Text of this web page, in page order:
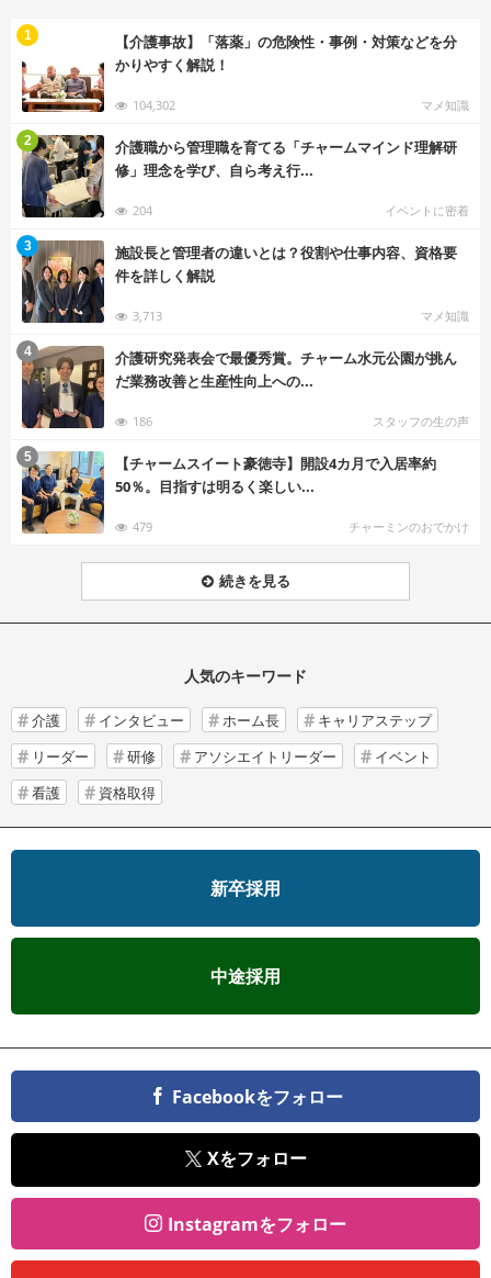
【介護事故】「落薬」の危険性・事例・対策などを分
かりやすく解説！
104,302 マメ知識
1
介護職から管理職を育てる「チャームマインド理解研
修」理念を学び、自ら考え行...
204 イベントに密着
2
施設長と管理者の違いとは？役割や仕事内容、資格要
件を詳しく解説
3,713 マメ知識
3
介護研究発表会で最優秀賞。チャーム水元公園が挑ん
だ業務改善と生産性向上への...
186 スタッフの生の声
4
【チャームスイート豪徳寺】開設4カ月で入居率約
50％。目指すは明るく楽しい...
479 チャーミンのおでかけ
5
続きを見る
人気のキーワード
介護 インタビュー ホーム長
キャリアステップ
リーダー
研修 アソシエイトリーダー
イベント
看護
資格取得
新卒採用
中途採用
Facebookをフォロー
Xをフォロー
Instagramをフォロー